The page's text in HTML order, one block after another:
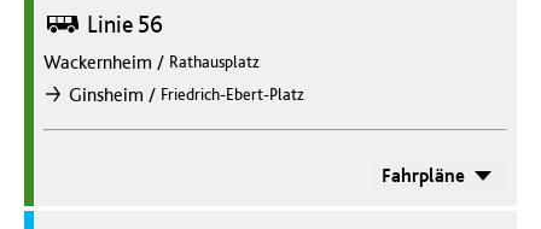
Bus Linie 56
Wackernheim / Rathausplatz
nachGinsheim / Friedrich-Ebert-Platz
Fahrpläne